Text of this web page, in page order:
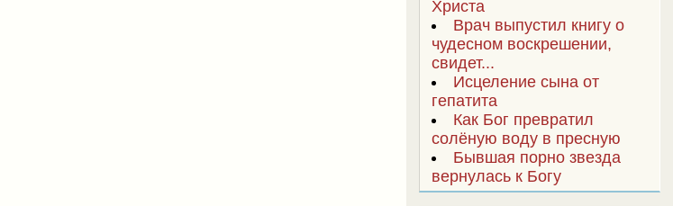
Христа
Врач выпустил книгу о
чудесном воскрешении,
свидет...
Исцеление сына от
гепатита
Как Бог превратил
солёную воду в пресную
Бывшая порно звезда
вернулась к Богу